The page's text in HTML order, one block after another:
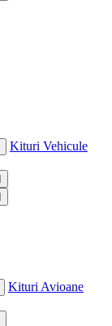
Kituri Vehicule
Kituri Avioane